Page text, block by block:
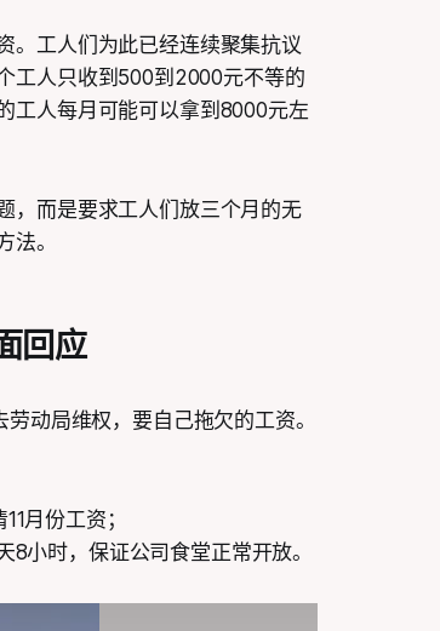
。工人们为此已经连续聚集抗议
工人只收到500到2000元不等的
工人每月可能可以拿到8000元左
，而是要求工人们放三个月的无
法。
回应
动局维权，要自己拖欠的工资。
月份工资；
小时，保证公司食堂正常开放。